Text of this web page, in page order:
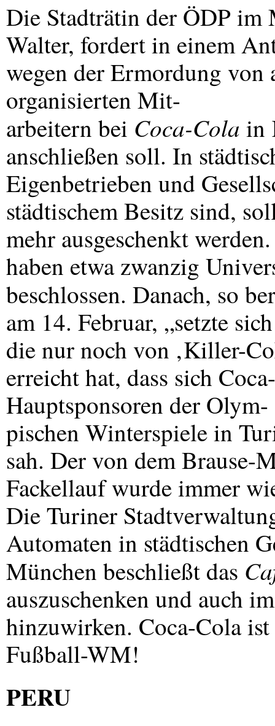
Die Stadträtin der ÖDP im
Walter, fordert in einem
wegen der Ermordung von
organisierten Mit-
arbeitern bei Coca-Cola in
anschließen soll. In
Eigenbetrieben und
städtischem Besitz sind,
mehr ausgeschenkt
haben etwa zwanzig
beschlossen. Danach, so
am 14. Februar, „setzte
die nur noch von ‚Killer-
erreicht hat, dass sich
Hauptsponsoren der Olym-
pischen Winterspiele in
sah. Der von dem Brause-
Fackellauf wurde immer
Die Turiner
Automaten in städtischen
München beschließt das
auszuschenken und auch
hinzuwirken. Coca-Cola
Fußball-WM!
PERU